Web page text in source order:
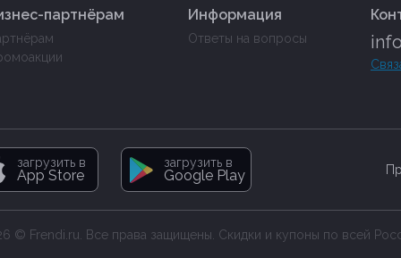
партнёрам Информация
Ответы на вопросы
загрузить в
App Store
загрузить в
Google Play
© Frendi.ru. Все права защищены. Скидки и купоны по всей